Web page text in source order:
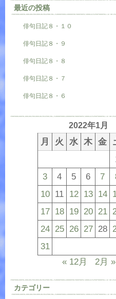
最近の投稿
俳句日記８・１０
俳句日記８・９
俳句日記８・８
俳句日記８・７
俳句日記８・６
2022年1月
月 火 水 木 金
3
4 5 6 7
10 11 12 13 14
17 18 19 20 21
24 25 26 27 28
31
« 12月
2月 »
カテゴリー